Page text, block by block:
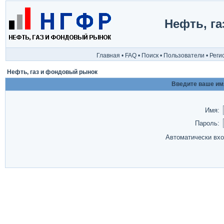
Нефть,
Главная • FAQ • Поиск • Пользователи •
Нефть, газ и фондовый рынок
Введите ваше
Имя:
Пароль:
Автоматически